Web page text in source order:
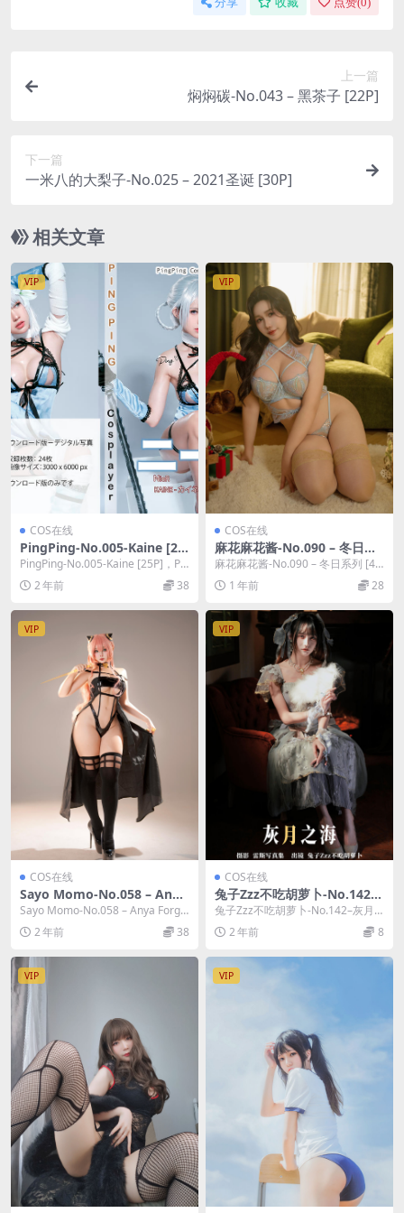
上一篇
焖焖碳-No.043 – 黑茶子 [22P]
下一篇
一米八的大梨子-No.025 – 2021圣诞 [30P]
相关文章
VIP
COS在线
PingPing-No.005-Kaine [25
P]
PingPing-No.005-Kaine [25P]，Pin
gPing在线作品...
2 年前 38
VIP
COS在线
麻花麻花酱-No.090 – 冬日系
列 [40P]
麻花麻花酱-No.090 – 冬日系列 [40
P]，麻花麻花酱在线作品导航：麻
花...1 年前 28
VIP
COS在线
Sayo Momo-No.058 – Anya
Forger アーニャ Latex Suit
Assassin [48P 4V]
Sayo Momo-No.058 – Anya Forge
r アーニャ Late...
2 年前 38
VIP
COS在线
兔子Zzz不吃胡萝卜-No.142–
灰月之海 [28P]
兔子Zzz不吃胡萝卜-No.142–灰月
之海 [28P]，兔子Zzz不吃胡萝卜
在...2 年前 8
VIP VIP